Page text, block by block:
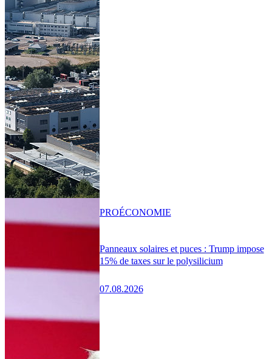
Panneaux solaires et puces : Trump impose
15% de taxes sur le polysilicium
07.08.2026
PROÉCONOMIE